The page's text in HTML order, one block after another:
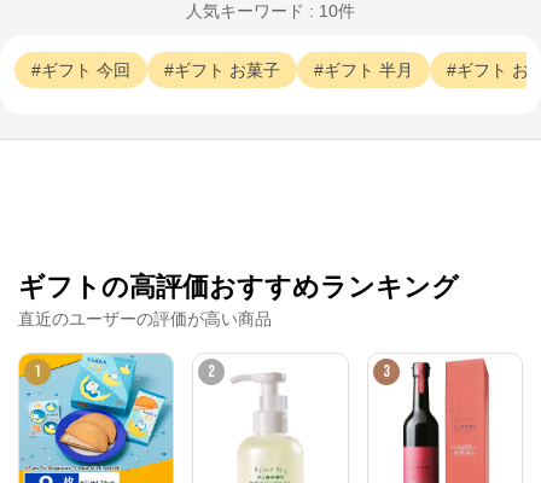
人気キーワード : 10件
ギフト 今回 ギフト お菓子 ギフト 半月 ギフト お
ギフトの高評価おすすめランキング
直近のユーザーの評価が高い商品
1 2 3